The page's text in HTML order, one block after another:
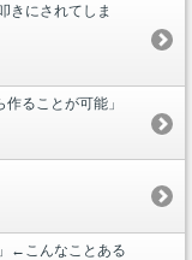
きにされてしま
ることが可能」
←こんなことある